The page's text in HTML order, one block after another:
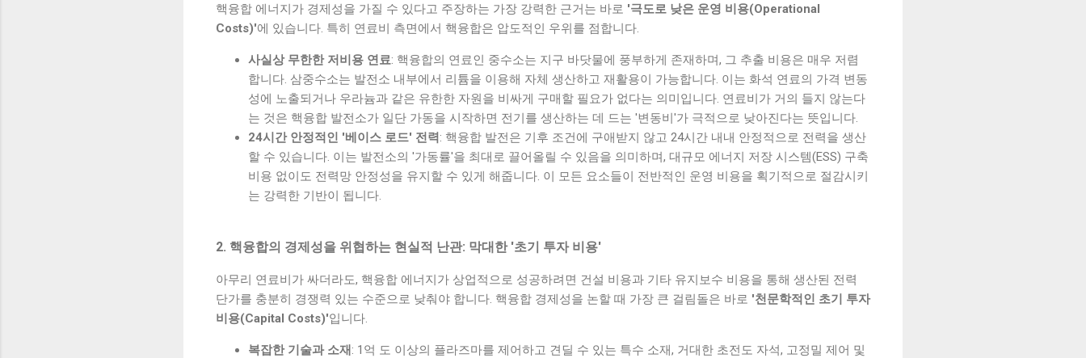
핵융합 에너지가 경제성을 가질 수 있다고 주장하는 가장 강력한 근거는 바로 '극도로 낮은 운영 비용(Operational
Costs)'에 있습니다. 특히 연료비 측면에서 핵융합은 압도적인 우위를 점합니다.
사실상 무한한 저비용 연료: 핵융합의 연료인 중수소는 지구 바닷물에 풍부하게 존재하며, 그 추출 비용은 매우 저렴
합니다. 삼중수소는 발전소 내부에서 리튬을 이용해 자체 생산하고 재활용이 가능합니다. 이는 화석 연료의 가격 변동
성에 노출되거나 우라늄과 같은 유한한 자원을 비싸게 구매할 필요가 없다는 의미입니다. 연료비가 거의 들지 않는다
는 것은 핵융합 발전소가 일단 가동을 시작하면 전기를 생산하는 데 드는 '변동비'가 극적으로 낮아진다는 뜻입니다.
24시간 안정적인 '베이스 로드' 전력 : 핵융합 발전은 기후 조건에 구애받지 않고 24시간 내내 안정적으로 전력을 생산
할 수 있습니다. 이는 발전소의 '가동률'을 최대로 끌어올릴 수 있음을 의미하며, 대규모 에너지 저장 시스템(ESS) 구축
비용 없이도 전력망 안정성을 유지할 수 있게 해줍니다. 이 모든 요소들이 전반적인 운영 비용을 획기적으로 절감시키
는 강력한 기반이 됩니다.
2. 핵융합의 경제성을 위협하는 현실적 난관: 막대한 '초기 투자 비용'
아무리 연료비가 싸더라도, 핵융합 에너지가 상업적으로 성공하려면 건설 비용과 기타 유지보수 비용을 통해 생산된 전력
단가를 충분히 경쟁력 있는 수준으로 낮춰야 합니다. 핵융합 경제성을 논할 때 가장 큰 걸림돌은 바로 '천문학적인 초기 투자
비용(Capital Costs)'입니다.
복잡한 기술과 소재 : 1억 도 이상의 플라즈마를 제어하고 견딜 수 있는 특수 소재, 거대한 초전도 자석, 고정밀 제어 및